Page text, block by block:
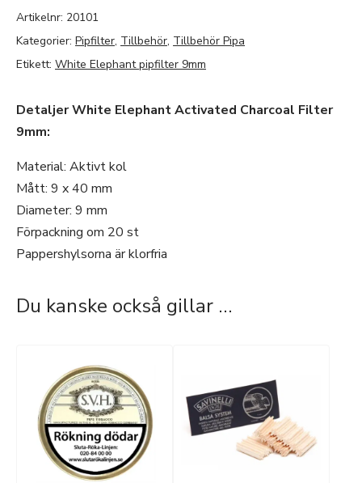
Artikelnr: 20101
Kategorier: Pipfilter, Tillbehör, Tillbehör Pipa
Etikett: White Elephant pipfilter 9mm
Detaljer White Elephant Activated Charcoal Filter
9mm:
Material: Aktivt kol
Mått: 9 x 40 mm
Diameter: 9 mm
Förpackning om 20 st
Pappershylsorna är klorfria
Du kanske också gillar …